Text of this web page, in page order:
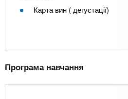
Карта вин ( дегустації)
Програма навчання